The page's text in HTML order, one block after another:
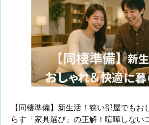
【同棲準備】新生活！狭い部屋でもお
らす「家具選び」の正解！喧嘩しない